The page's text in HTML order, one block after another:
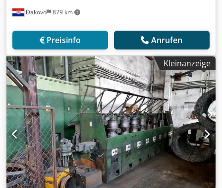
Đakovo 879 km
Preisinfo Anrufen
Kleinanzeige